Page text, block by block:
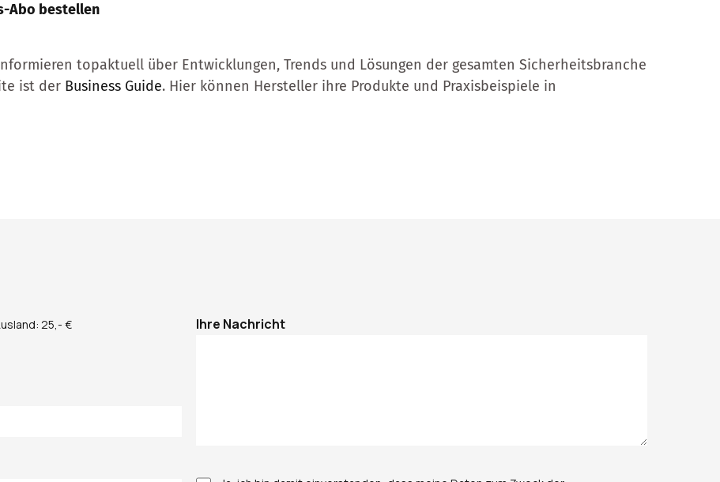
Abo bestellen
­topaktuell über Entwicklungen, Trends und Lösungen der gesamten Sicherheitsbranche
ist der Business Guide. Hier können Hersteller ihre Produkte und Praxisbeispiele in
25,- €
Ihre Nachricht